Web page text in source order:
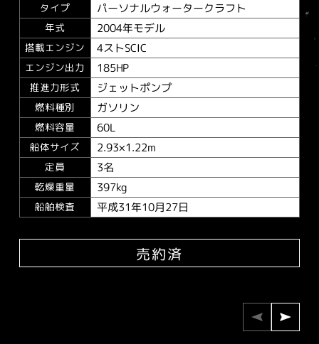
タイプ パーソナルウォータークラフト
年式 2004年モデル
搭載エンジン 4ストSCIC
エンジン出力 185HP
推進力形式 ジェットポンプ
燃料種別 ガソリン
燃料容量 60L
船体サイズ 2.93×1.22m
定員 3名
乾燥重量 397kg
船舶検査 平成31年10月27日
売約済